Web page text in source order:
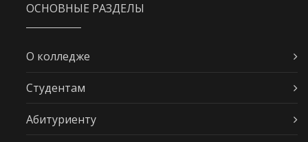
ОСНОВНЫЕ РАЗДЕЛЫ
О колледже
Студентам
Абитуриенту